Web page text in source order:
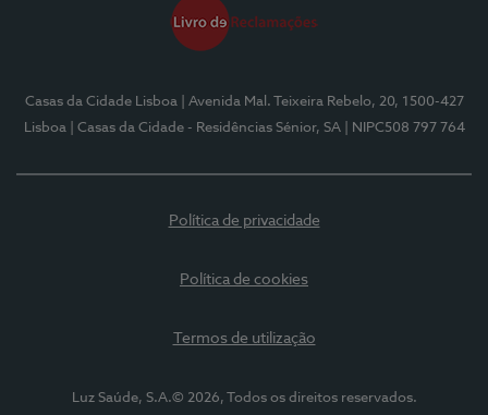
Casas da Cidade Lisboa
| Avenida Mal. Teixeira Rebelo, 20, 1500-427
Lisboa
| Casas da Cidade - Residências Sénior, SA | NIPC508 797 764
Política de privacidade
Política de cookies
Termos de utilização
Luz Saúde, S.A.© 2026, Todos os direitos reservados.